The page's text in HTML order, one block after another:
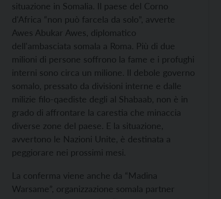
situazione in Somalia. Il paese del Corno
d'Africa “non può farcela da solo”, avverte
Awes Abukar Awes, diplomatico
dell'ambasciata somala a Roma. Più di due
milioni di persone soffrono la fame e i profughi
interni sono circa un milione. Il debole governo
somalo, pressato da divisioni interne e dalle
milizie filo-qaediste degli al Shabaab, non è in
grado di affrontare la carestia che minaccia
diverse zone del paese. E la situazione,
avvertono le Nazioni Unite, è destinata a
peggiorare nei prossimi mesi.
La conferma viene anche da “Madina
Warsame”, organizzazione somala partner